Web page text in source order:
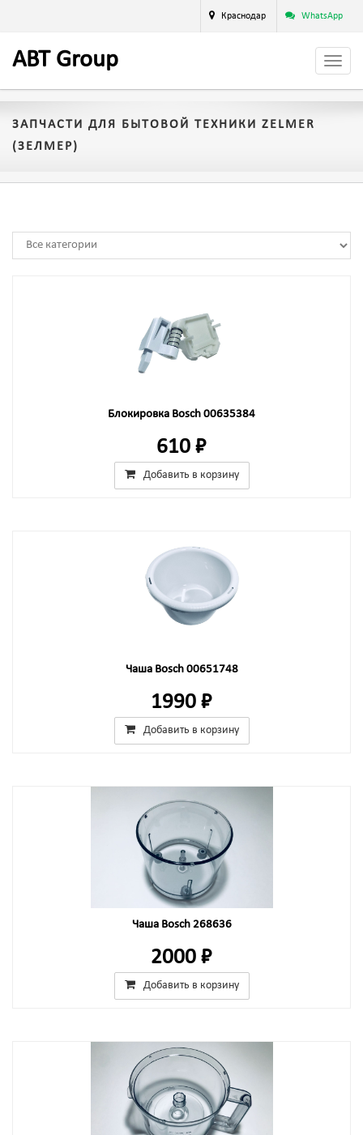
Краснодар WhatsApp
ABT Group
ЗАПЧАСТИ ДЛЯ БЫТОВОЙ ТЕХНИКИ ZELMER
(ЗЕЛМЕР)
Блокировка Bosch 00635384
610 ₽
Добавить в корзину
Чаша Bosch 00651748
1990 ₽
Добавить в корзину
Чаша Bosch 268636
2000 ₽
Добавить в корзину